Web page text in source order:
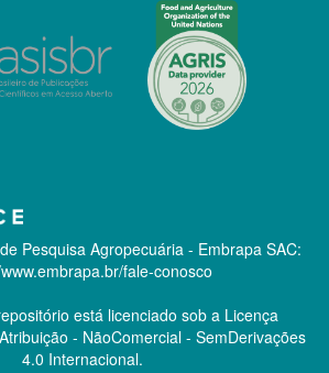
Pesquisa Agropecuária - Embrapa SAC:
fale-conosco
está licenciado sob a Licença
- NãoComercial - SemDerivações
4.0 Internacional.